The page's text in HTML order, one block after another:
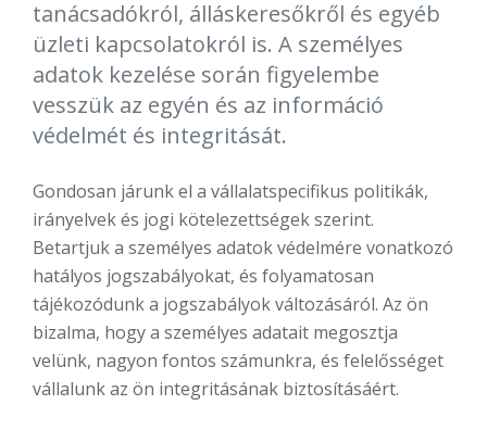
tanácsadókról, álláskeresőkről és egyéb
üzleti kapcsolatokról is. A személyes
adatok kezelése során figyelembe
vesszük az egyén és az információ
védelmét és integritását.
Gondosan járunk el a vállalatspecifikus politikák,
irányelvek és jogi kötelezettségek szerint.
Betartjuk a személyes adatok védelmére vonatkozó
hatályos jogszabályokat, és folyamatosan
tájékozódunk a jogszabályok változásáról. Az ön
bizalma, hogy a személyes adatait megosztja
velünk, nagyon fontos számunkra, és felelősséget
vállalunk az ön integritásának biztosításáért.